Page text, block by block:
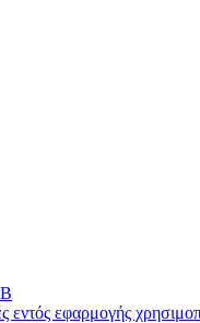
εφαρμογής